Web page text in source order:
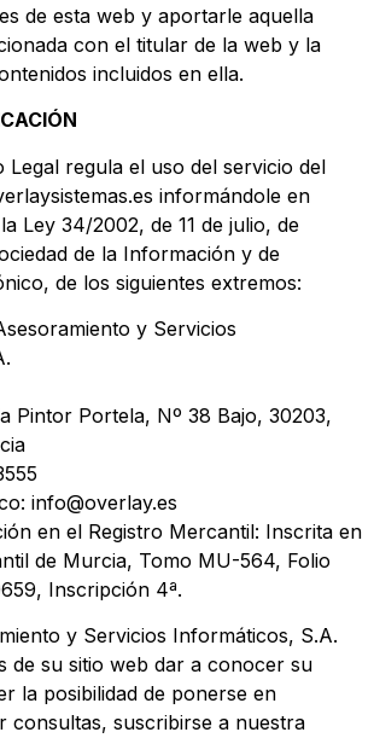
de esta web y aportarle aquella
con el titular de la web y la
incluidos en ella.
Legal regula el uso del servicio del
informándole en
Ley 34/2002, de 11 de julio, de
de la Información y de
de los siguientes extremos:
y Servicios
Pintor Portela, Nº 38 Bajo, 30203,
info@overlay.es
en el Registro Mercantil: Inscrita en
de Murcia, Tomo MU-564, Folio
Inscripción 4ª.
y Servicios Informáticos, S.A.
de su sitio web dar a conocer su
la posibilidad de ponerse en
consultas, suscribirse a nuestra